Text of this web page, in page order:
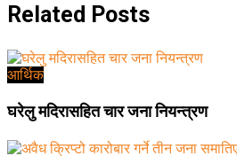
Related Posts
आर्थिक
घरेलु मदिरासहित चार जना नियन्त्रण